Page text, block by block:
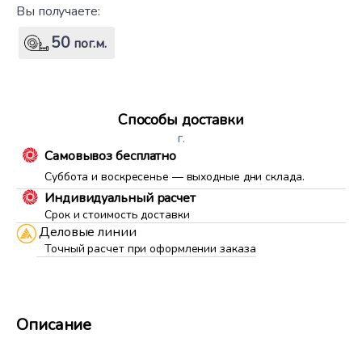
Вы получаете:
50пог.м.
Способы доставки
г.
Самовывоз бесплатно
Суббота и воскресенье — выходные дни склада.
Индивидуальный расчет
Срок и стоимость доставки
Деловые линии
Точный расчет при оформлении заказа
Описание